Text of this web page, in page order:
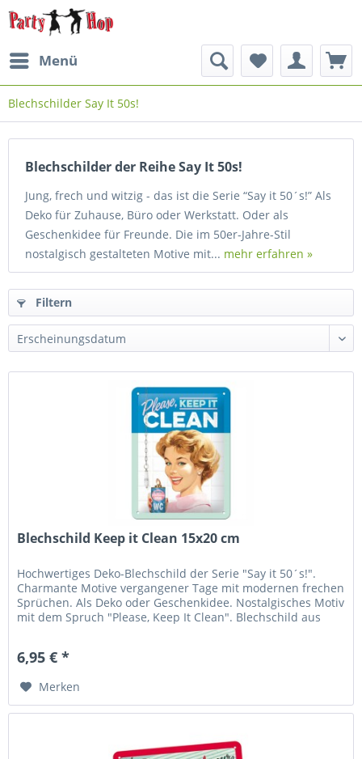
Menü
Blechschilder Say It 50s!
Blechschilder der Reihe Say It 50s!
Jung, frech und witzig - das ist die Serie “Say it 50´s!” Als
Deko für Zuhause, Büro oder Werkstatt. Oder als
Geschenkidee für Freunde. Die im 50er-Jahre-Stil
nostalgisch gestalteten Motive mit... mehr erfahren »
Filtern
Blechschild Keep it Clean 15x20 cm
Hochwertiges Deko-Blechschild der Serie "Say it 50´s!".
Charmante Motive vergangener Tage mit modernen frechen
Sprüchen. Als Deko oder Geschenkidee. Nostalgisches Motiv
mit dem Spruch "Please, Keep It Clean". Blechschild aus
6,95 € *
Merken